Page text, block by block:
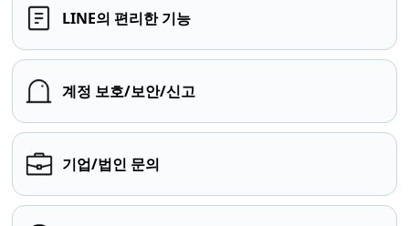
LINE의 편리한 기능
계정 보호/보안/신고
기업/법인 문의